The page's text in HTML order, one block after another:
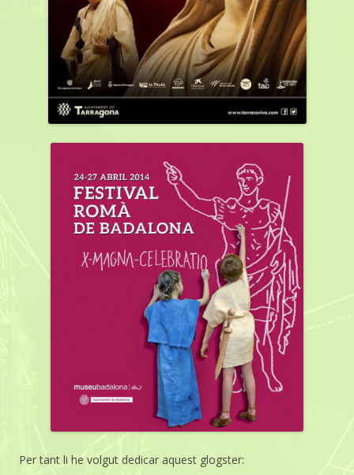
Per tant li he volgut dedicar aquest glogster: